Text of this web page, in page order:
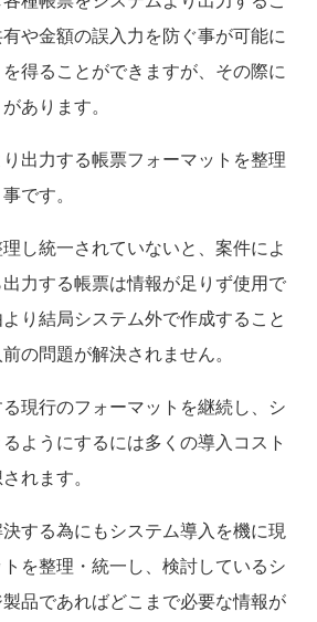
や金額の誤入力を防ぐ事が可能に
得ることができますが、その際に
あります。
出力する帳票フォーマットを整理
です。
し統一されていないと、案件によ
力する帳票は情報が足りず使用で
り結局システム外で作成すること
の問題が解決されません。
現行のフォーマットを継続し、シ
ようにするには多くの導入コスト
れます。
する為にもシステム導入を機に現
を整理・統一し、検討しているシ
品であればどこまで必要な情報が